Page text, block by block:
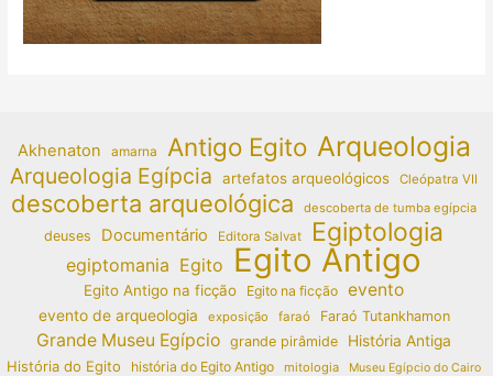
Akhenaton amarna Antigo Egito Arqueologia
Arqueologia Egípcia artefatos arqueológicos Cleópatra VII
descoberta arqueológica descoberta de tumba egípcia
deuses Documentário Editora Salvat Egiptologia
egiptomania Egito Egito Antigo
Egito Antigo na ficção Egito na ficção evento
evento de arqueologia exposição faraó Faraó Tutankhamon
Grande Museu Egípcio grande pirâmide
História Antiga
História do Egito
história do Egito Antigo mitologia Museu Egípcio do Cairo